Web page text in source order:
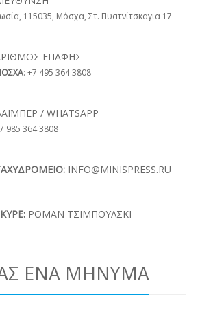
115035, Μόσχα, Στ. Πυατνίτσκαγια 17
ΕΠΑΦΉΣ
: +7 495 364 3808
/ WHATSAPP
985 364 3808
INFO@MINISPRESS.RU
ΡΟΜΆΝ ΤΣΙΜΠΟΎΛΣΚΙ
ΈΝΑ ΜΉΝΥΜΑ